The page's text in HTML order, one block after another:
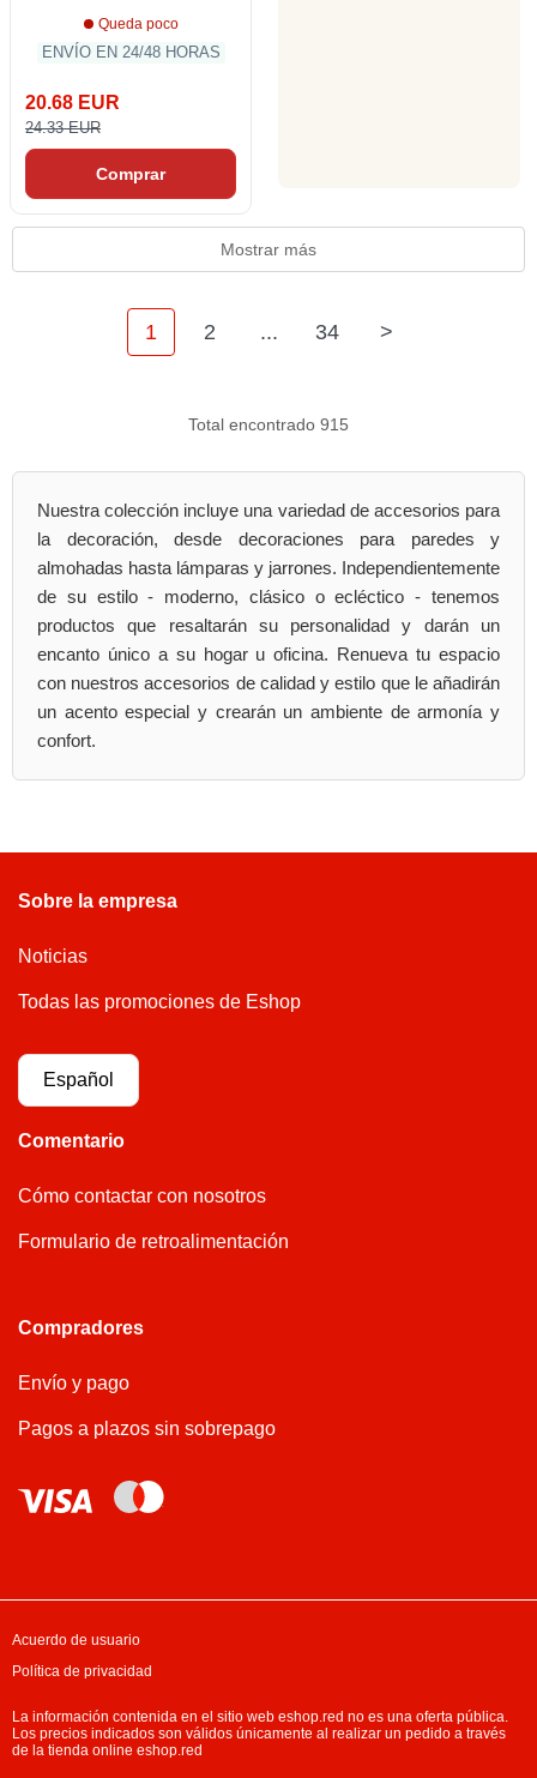
Queda poco
ENVÍO EN 24/48 HORAS
20.68 EUR
24.33 EUR
Comprar
Mostrar más
1 2 ... 34 >
Total encontrado 915
Nuestra colección incluye una variedad de accesorios para
la decoración, desde decoraciones para paredes y
almohadas hasta lámparas y jarrones. Independientemente
de su estilo - moderno, clásico o ecléctico - tenemos
productos que resaltarán su personalidad y darán un
encanto único a su hogar u oficina. Renueva tu espacio
con nuestros accesorios de calidad y estilo que le añadirán
un acento especial y crearán un ambiente de armonía y
confort.
Sobre la empresa
Noticias
Todas las promociones de Eshop
Español
Comentario
Cómo contactar con nosotros
Formulario de retroalimentación
Compradores
Envío y pago
Pagos a plazos sin sobrepago
Acuerdo de usuario
Política de privacidad
La información contenida en el sitio web eshop.red no es una oferta pública.
Los precios indicados son válidos únicamente al realizar un pedido a través
de la tienda online eshop.red